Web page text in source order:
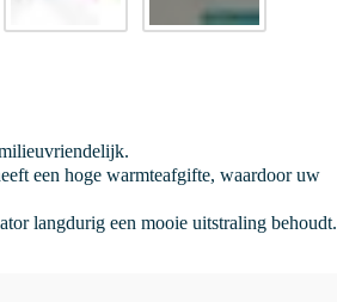
een hoge warmteafgifte, waardoor uw
langdurig een mooie uitstraling behoudt.